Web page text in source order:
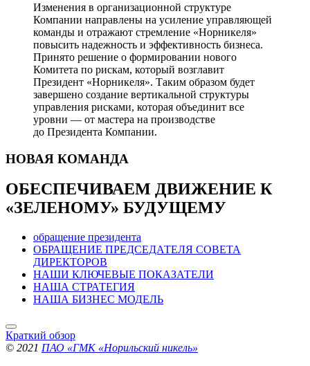
Изменения в организационной структуре
Компании направлены на усиление управляющей
команды и отражают стремление «Норникеля»
повысить надежность и эффективность бизнеса.
Принято решение о формировании нового
Комитета по рискам, который возглавит
Президент «Норникеля». Таким образом будет
завершено создание вертикальной структуры
управления рисками, которая объединит все
уровни — от мастера на производстве
до Президента Компании.
НОВАЯ КОМАНДА
ОБЕСПЕЧИВАЕМ ДВИЖЕНИЕ К
«ЗЕЛЕНОМУ» БУДУЩЕМУ
обращение президента
ОБРАЩЕНИЕ ПРЕДСЕДАТЕЛЯ СОВЕТА
ДИРЕКТОРОВ
НАШИ КЛЮЧЕВЫЕ ПОКАЗАТЕЛИ
НАША СТРАТЕГИЯ
НАША БИЗНЕС МОДЕЛЬ
Краткий обзор
© 2021 ПАО «ГМК «Норильский никель»